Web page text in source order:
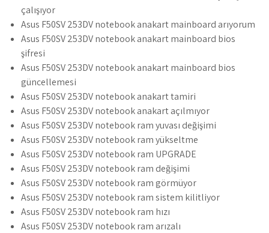
çalışıyor
Asus F50SV 253DV notebook anakart mainboard arıyorum
Asus F50SV 253DV notebook anakart mainboard bios
şifresi
Asus F50SV 253DV notebook anakart mainboard bios
güncellemesi
Asus F50SV 253DV notebook anakart tamiri
Asus F50SV 253DV notebook anakart açılmıyor
Asus F50SV 253DV notebook ram yuvası değişimi
Asus F50SV 253DV notebook ram yükseltme
Asus F50SV 253DV notebook ram UPGRADE
Asus F50SV 253DV notebook ram değişimi
Asus F50SV 253DV notebook ram görmüyor
Asus F50SV 253DV notebook ram sistem kilitliyor
Asus F50SV 253DV notebook ram hızı
Asus F50SV 253DV notebook ram arızalı